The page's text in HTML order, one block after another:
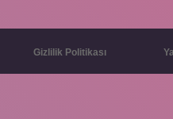
Gizlilik Politikası